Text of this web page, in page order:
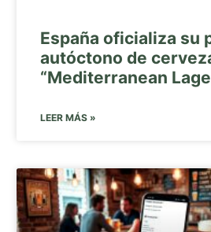
España oficializa su
autóctono de
“Mediterranean
LEER MÁS »